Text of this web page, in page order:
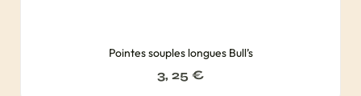
Pointes souples longues Bull’s
3, 25 €